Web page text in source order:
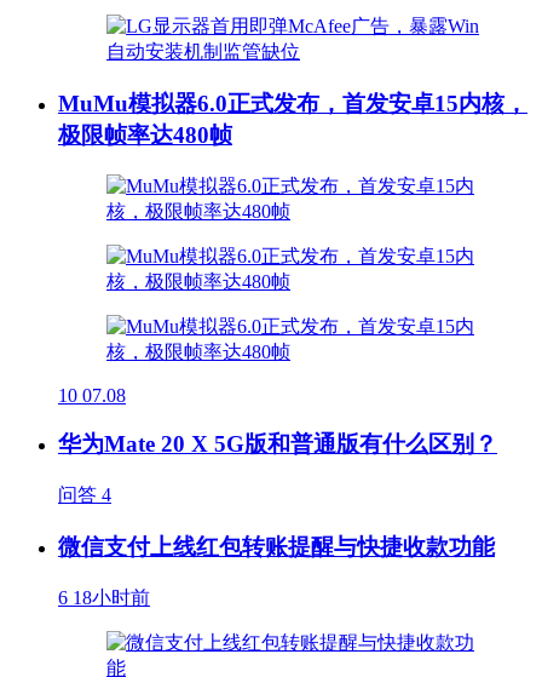
MuMu模拟器6.0正式发布，首发安卓15内核，
极限帧率达480帧
10 07.08
华为Mate 20 X 5G版和普通版有什么区别？
问答 4
微信支付上线红包转账提醒与快捷收款功能
6 18小时前